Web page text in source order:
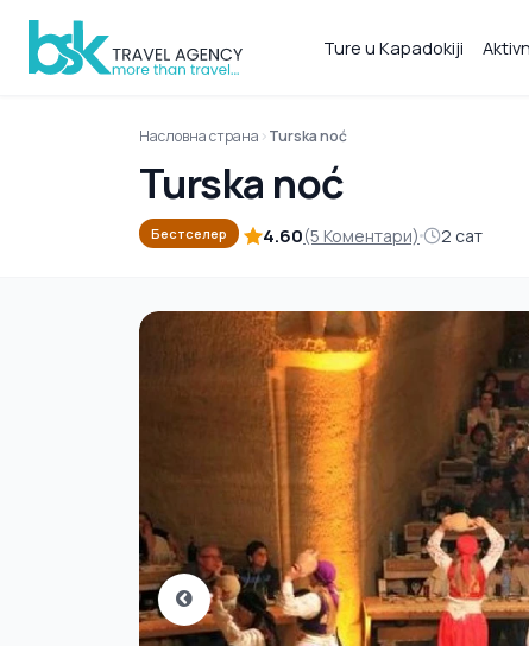
Ture u Kapadokiji
Насловна страна Turska noć
Turska noć
Бестселер 4.60(5 Коментари) 2 сат